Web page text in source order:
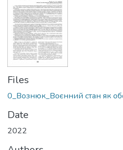
Files
0_Вознюк_Воєнний стан як
Date
2022